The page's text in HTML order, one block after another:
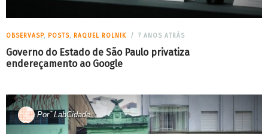
OBSERVASP, POSTS, RAQUEL ROLNIK 7 ANOS ATRÁS
Governo do Estado de São Paulo privatiza
endereçamento ao Google
PorLabCidade